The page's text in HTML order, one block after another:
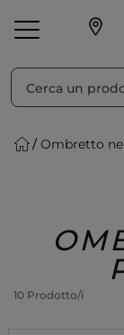
Make-up
Ombretto
10 Prodotto/i
Ordina